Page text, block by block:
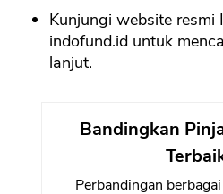
Kunjungi website resmi
indofund.id untuk
lanjut.
Bandingkan
Perbandingan